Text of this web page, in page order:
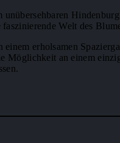
Welt des
einem erholsamen
Möglichkeit an einem